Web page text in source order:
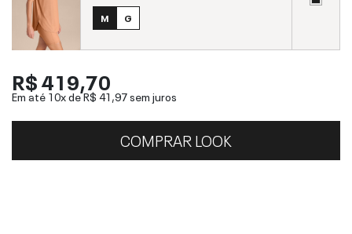
M G
R$ 419,70
Em até 10x deR$ 41,97sem juros
COMPRAR LOOK